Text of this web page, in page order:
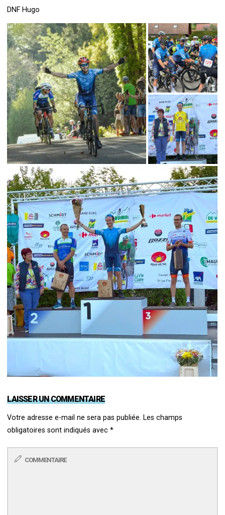
DNF Hugo
LAISSER UN COMMENTAIRE
Votre adresse e-mail ne sera pas publiée. Les champs
obligatoires sont indiqués avec*